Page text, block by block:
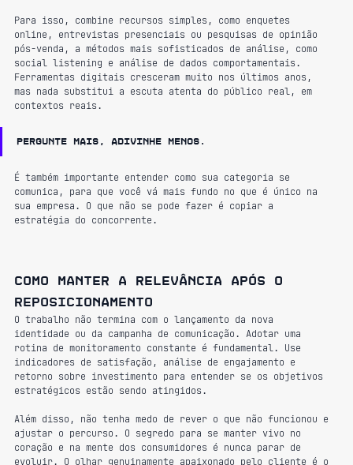
Para isso, combine recursos simples, como enquetes
online, entrevistas presenciais ou pesquisas de opinião
pós-venda, a métodos mais sofisticados de análise, como
social listening e análise de dados comportamentais.
Ferramentas digitais cresceram muito nos últimos anos,
mas nada substitui a escuta atenta do público real, em
contextos reais.
Pergunte mais, adivinhe menos.
É também importante entender como sua categoria se
comunica, para que você vá mais fundo no que é único na
sua empresa. O que não se pode fazer é copiar a
estratégia do concorrente.
Como manter a relevância após o
reposicionamento
O trabalho não termina com o lançamento da nova
identidade ou da campanha de comunicação. Adotar uma
rotina de monitoramento constante é fundamental. Use
indicadores de satisfação, análise de engajamento e
retorno sobre investimento para entender se os objetivos
estratégicos estão sendo atingidos.
Além disso, não tenha medo de rever o que não funcionou e
ajustar o percurso. O segredo para se manter vivo no
coração e na mente dos consumidores é nunca parar de
evoluir. O olhar genuinamente apaixonado pelo cliente é o